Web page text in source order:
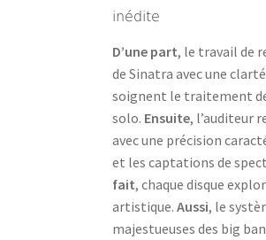
inédite
D’une part, le travail de
de Sinatra avec une
soignent le traitement
solo. Ensuite, l’auditeur
avec une précision
et les captations de
fait, chaque disque
artistique. Aussi, le
majestueuses des big